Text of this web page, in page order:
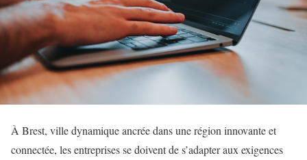
À Brest, ville dynamique ancrée dans une région innovante et
connectée, les entreprises se doivent de s’adapter aux exigences